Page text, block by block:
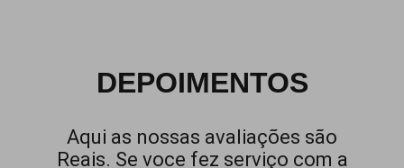
DEPOIMENTOS
Aqui as nossas avaliações são
Reais. Se voce fez serviço com a